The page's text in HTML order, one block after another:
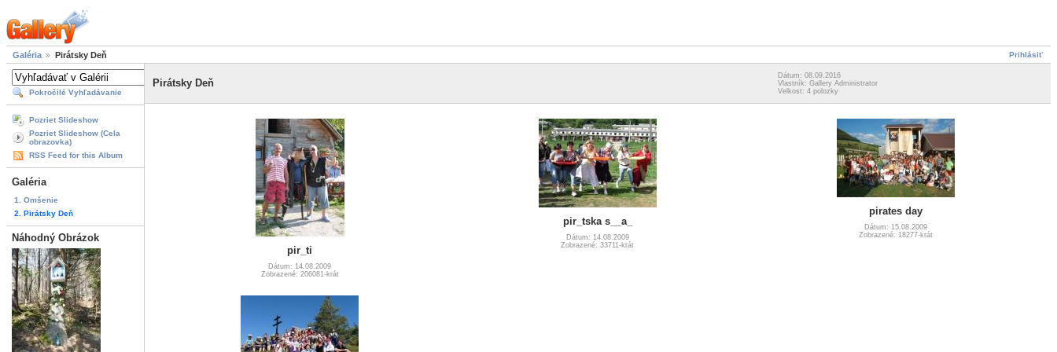
Prihlásiť
Galéria Pirátsky Deň
Pokročilé Vyhľadávanie
Pozriet Slideshow
Pozriet Slideshow (Cela
obrazovka)
RSS Feed for this Album
Galéria
1. Omšenie
2. Pirátsky Deň
Náhodný Obrázok
Pirátsky Deň
Dátum: 08.09.2016
Vlastník: Gallery Administrator
Velkost: 4 polozky
pir_ti
Dátum: 14.08.2009
Zobrazené: 206081-krát
pir_tska s__a_
Dátum: 14.08.2009
Zobrazené: 33711-krát
pirates day
Dátum: 15.08.2009
Zobrazené: 18277-krát